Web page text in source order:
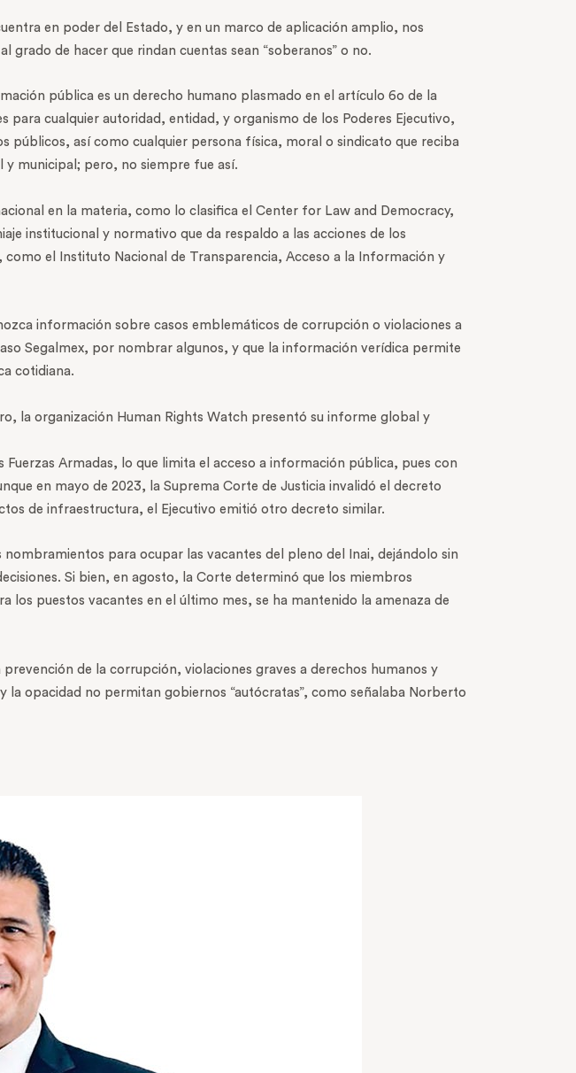
en poder del Estado, y en un marco de aplicación amplio, nos
de hacer que rindan cuentas sean “soberanos” o no.
pública es un derecho humano plasmado en el artículo 6o de la
cualquier autoridad, entidad, y organismo de los Poderes Ejecutivo,
así como cualquier persona física, moral o sindicato que reciba
municipal; pero, no siempre fue así.
en la materia, como lo clasifica el Center for Law and Democracy,
institucional y normativo que da respaldo a las acciones de los
el Instituto Nacional de Transparencia, Acceso a la Información y
información sobre casos emblemáticos de corrupción o violaciones a
Segalmex, por nombrar algunos, y que la información verídica permite
cotidiana.
la organización Human Rights Watch presentó su informe global y
Armadas, lo que limita el acceso a información pública, pues con
en mayo de 2023, la Suprema Corte de Justicia invalidó el decreto
de infraestructura, el Ejecutivo emitió otro decreto similar.
para ocupar las vacantes del pleno del Inai, dejándolo sin
Si bien, en agosto, la Corte determinó que los miembros
los puestos vacantes en el último mes, se ha mantenido la amenaza de
de la corrupción, violaciones graves a derechos humanos y
opacidad no permitan gobiernos “autócratas”, como señalaba Norberto